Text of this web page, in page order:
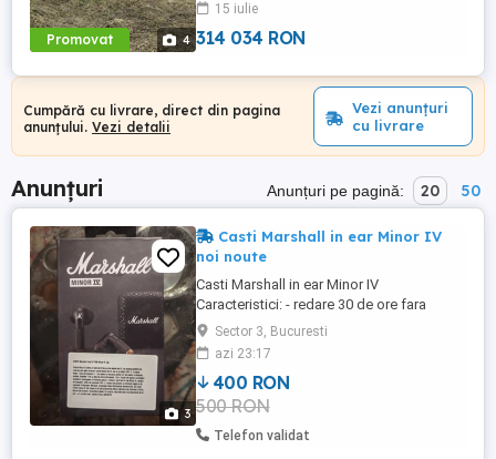
Promovat 4
Acces: - auto si pietonal. Regim Tehnic: -
CU, cu posibilitatea ...
15 iulie
314 034 RON
Cumpără cu livrare, direct din pagina
anunțului. Vezi detalii
Vezi anunțuri
cu livrare
Anunțuri Anunțuri pe pagină: 20 50
3
Casti Marshall in ear Minor IV
noi noute
Casti Marshall in ear Minor IV
Caracteristici: - redare 30 de ore fara
intrerupere, - incarcare casti 1h, incarcare
carcasa unitate 2h, - bluetooth, - functie:
acceptare, respingere, incheiere apeluri
telefonice, - ergonomice, - compatibilitate
app. Produs nou nout sigilat, in garantie!
Sector 3, Bucuresti
azi 23:17
400 RON
500 RON
Telefon validat